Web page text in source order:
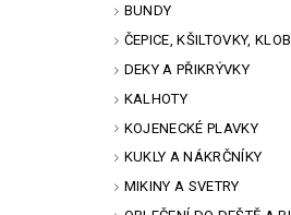
BUNDY
ČEPICE, KŠILTOVKY,
DEKY A PŘIKRÝVKY
KALHOTY
KOJENECKÉ PLAVKY
KUKLY A NÁKRČNÍKY
MIKINY A SVETRY